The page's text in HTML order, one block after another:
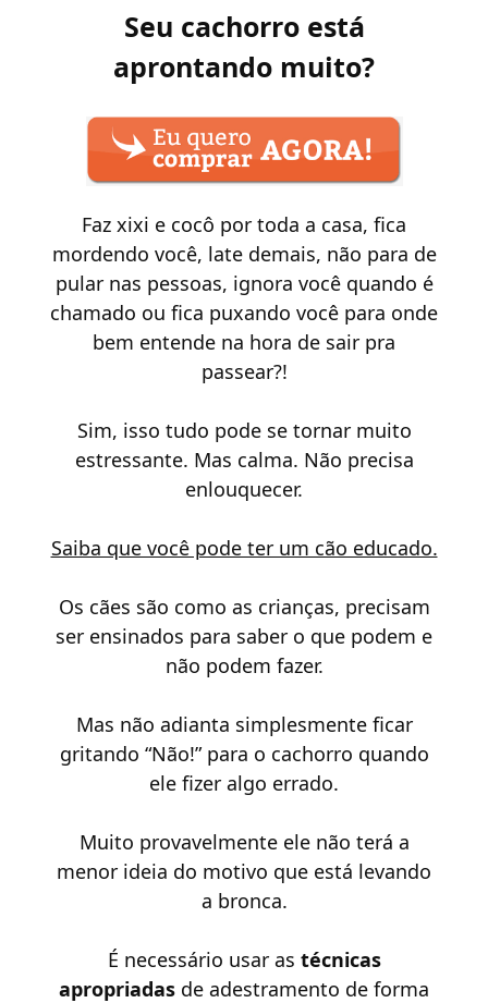
Seu cachorro está
aprontando muito?
Faz xixi e cocô por toda a casa, fica
mordendo você, late demais, não para de
pular nas pessoas, ignora você quando é
chamado ou fica puxando você para onde
bem entende na hora de sair pra
passear?!
Sim, isso tudo pode se tornar muito
estressante. Mas calma. Não precisa
enlouquecer.
Saiba que você pode ter um cão educado.
Os cães são como as crianças, precisam
ser ensinados para saber o que podem e
não podem fazer.
Mas não adianta simplesmente ficar
gritando “Não!” para o cachorro quando
ele fizer algo errado.
Muito provavelmente ele não terá a
menor ideia do motivo que está levando
a bronca.
É necessário usar as técnicas
apropriadas de adestramento de forma